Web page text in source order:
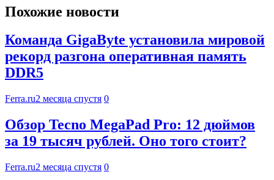
Похожие новости
Команда GigaByte установила мировой
рекорд разгона оперативная память
DDR5
Ferra.ru2 месяца спустя 0
Обзор Tecno MegaPad Pro: 12 дюймов
за 19 тысяч рублей. Оно того стоит?
Ferra.ru2 месяца спустя 0